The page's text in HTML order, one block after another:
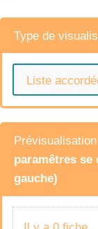
Type de
Prévisualisation
paramêtres se
gauche)